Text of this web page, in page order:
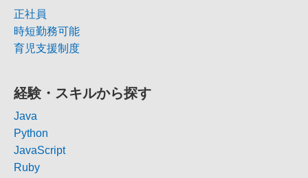
正社員
時短勤務可能
育児支援制度
経験・スキルから探す
Java
Python
JavaScript
Ruby